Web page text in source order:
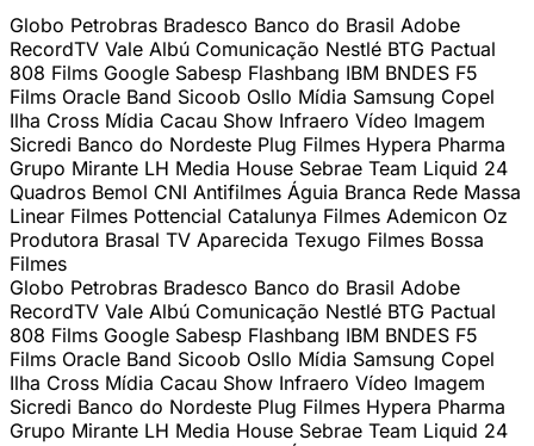
Globo Petrobras Bradesco Banco do Brasil Adobe
RecordTV Vale Albú Comunicação Nestlé BTG Pactual
808 Films Google Sabesp Flashbang IBM BNDES F5
Films Oracle Band Sicoob Osllo Mídia Samsung Copel
Ilha Cross Mídia Cacau Show Infraero Vídeo Imagem
Sicredi Banco do Nordeste Plug Filmes Hypera Pharma
Grupo Mirante LH Media House Sebrae Team Liquid 24
Quadros Bemol CNI Antifilmes Águia Branca Rede Massa
Linear Filmes Pottencial Catalunya Filmes Ademicon Oz
Produtora Brasal TV Aparecida Texugo Filmes Bossa
Filmes
Globo Petrobras Bradesco Banco do Brasil Adobe
RecordTV Vale Albú Comunicação Nestlé BTG Pactual
808 Films Google Sabesp Flashbang IBM BNDES F5
Films Oracle Band Sicoob Osllo Mídia Samsung Copel
Ilha Cross Mídia Cacau Show Infraero Vídeo Imagem
Sicredi Banco do Nordeste Plug Filmes Hypera Pharma
Grupo Mirante LH Media House Sebrae Team Liquid 24